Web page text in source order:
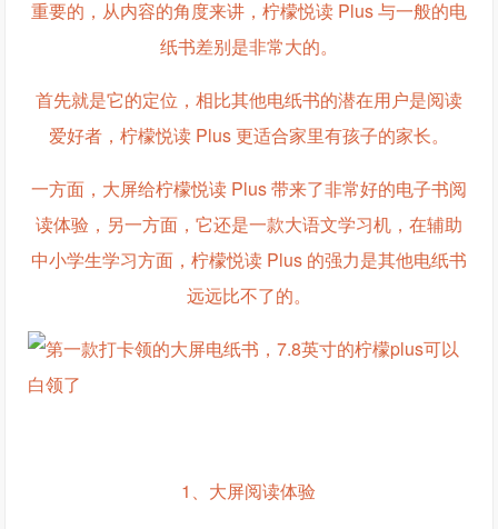
重要的，从内容的角度来讲，柠檬悦读 Plus 与一般的电
纸书差别是非常大的。
首先就是它的定位，相比其他电纸书的潜在用户是阅读
爱好者，柠檬悦读 Plus 更适合家里有孩子的家长。
一方面，大屏给柠檬悦读 Plus 带来了非常好的电子书阅
读体验，另一方面，它还是一款大语文学习机，在辅助
中小学生学习方面，柠檬悦读 Plus 的强力是其他电纸书
远远比不了的。
1、大屏阅读体验